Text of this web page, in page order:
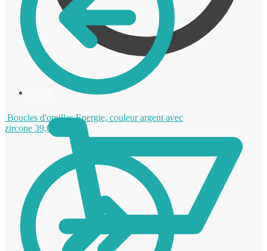
Boucles d'oreilles Energie, couleur argent avec
zircone 39,00